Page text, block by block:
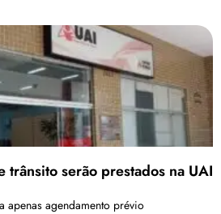
trânsito serão prestados na UAI
apenas agendamento prévio